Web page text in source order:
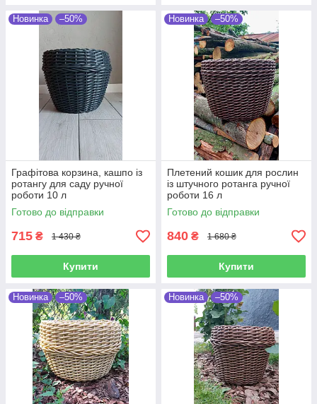
Новинка –50%
Графітова корзина, кашпо із
ротангу для саду ручної
роботи 10 л
Готово до відправки
715 ₴ 1 430 ₴
Купити
Новинка –50%
Плетений кошик для рослин
із штучного ротанга ручної
роботи 16 л
Готово до відправки
840 ₴ 1 680 ₴
Купити
Новинка –50% Новинка –50%